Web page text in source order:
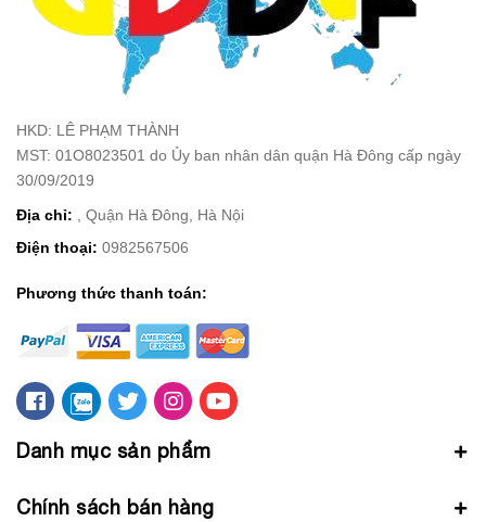
HKD: LÊ PHẠM THÀNH
MST: 01O8023501 do Ủy ban nhân dân quận Hà Đông cấp ngày
30/09/2019
Địa chỉ: , Quận Hà Đông, Hà Nội
Điện thoại: 0982567506
Phương thức thanh toán:
Danh mục sản phẩm
Chính sách bán hàng